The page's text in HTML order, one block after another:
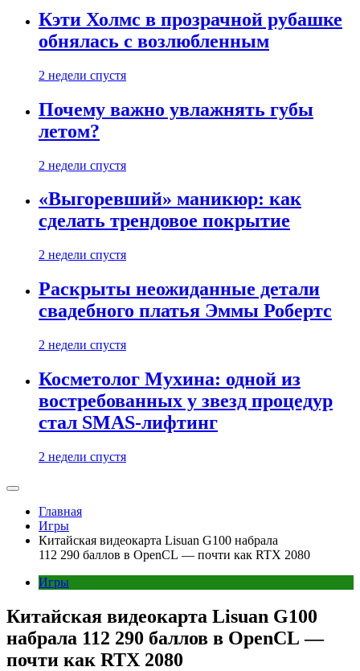
Кэти Холмс в прозрачной рубашке
обнялась с возлюбленным
2 недели спустя
Почему важно увлажнять губы
летом?
2 недели спустя
«Выгоревший» маникюр: как
сделать трендовое покрытие
2 недели спустя
Раскрыты неожиданные детали
свадебного платья Эммы Робертс
2 недели спустя
Косметолог Мухина: одной из
востребованных у звезд процедур
стал SMAS-лифтинг
2 недели спустя
Главная
Игры
Китайская видеокарта Lisuan G100 набрала
112 290 баллов в OpenCL — почти как RTX 2080
Игры
Китайская видеокарта Lisuan G100
набрала 112 290 баллов в OpenCL —
почти как RTX 2080